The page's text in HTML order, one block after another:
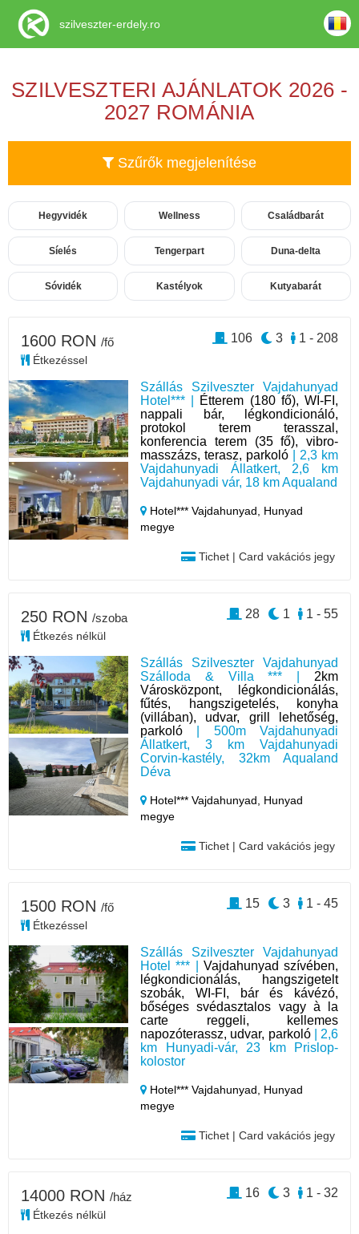
SZILVESZTERI AJÁNLATOK 2026 -
2027 ROMÁNIA
Szűrők megjelenítése
Hegyvidék Wellness Családbarát
Síelés Tengerpart Duna-delta
Sóvidék Kastélyok Kutyabarát
Szállás Szilveszter Vajdahunyad
Hotel*** | Étterem (180 fő), WI-FI,
nappali bár, légkondicionáló,
protokol terem terasszal,
konferencia terem (35 fő), vibro-
masszázs, terasz, parkoló | 2,3 km
Vajdahunyadi Állatkert, 2,6 km
Vajdahunyadi vár, 18 km Aqualand
Hotel*** Vajdahunyad, Hunyad
megye
Tichet | Card vakációs jegy
1600 RON /fő
Étkezéssel
1 - 208
3
106
Szállás Szilveszter Vajdahunyad
Szálloda & Villa *** | 2km
Városközpont, légkondicionálás,
fűtés, hangszigetelés, konyha
(villában), udvar, grill lehetőség,
parkoló | 500m Vajdahunyadi
Állatkert, 3 km Vajdahunyadi
Corvin-kastély, 32km Aqualand
Déva
Hotel*** Vajdahunyad, Hunyad
megye
Tichet | Card vakációs jegy
250 RON /szoba
Étkezés nélkül
1 - 55
1
28
Szállás Szilveszter Vajdahunyad
Hotel *** | Vajdahunyad szívében,
légkondicionálás, hangszigetelt
szobák, WI-FI, bár és kávézó,
bőséges svédasztalos vagy à la
carte reggeli, kellemes
napozóterassz, udvar, parkoló| 2,6
km Hunyadi-vár, 23 km Prislop-
kolostor
Hotel*** Vajdahunyad, Hunyad
megye
Tichet | Card vakációs jegy
1500 RON /fő
Étkezéssel
1 - 45
3
15
14000 RON /ház
Étkezés nélkül
1 - 32
3
16
szilveszter-erdely.ro